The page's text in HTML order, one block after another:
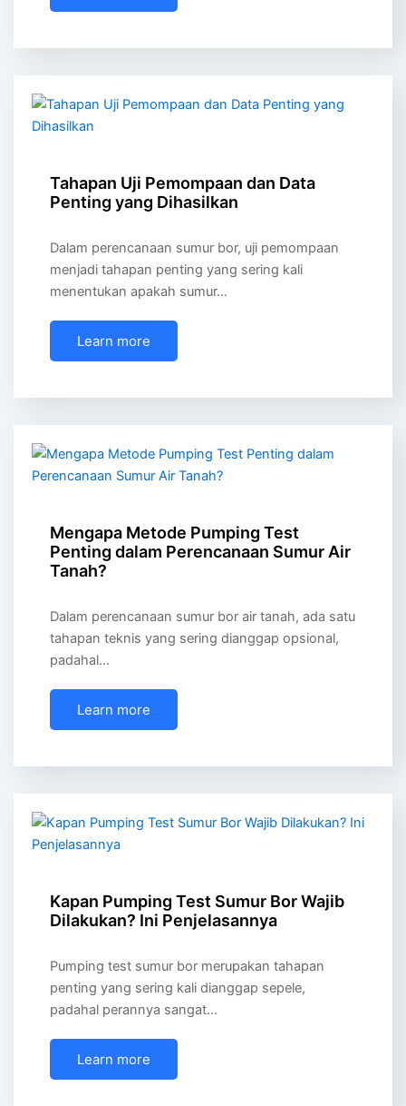
Tahapan Uji Pemompaan dan Data
Penting yang Dihasilkan
Dalam perencanaan sumur bor, uji pemompaan
menjadi tahapan penting yang sering kali
menentukan apakah sumur…
Learn more
Mengapa Metode Pumping Test
Penting dalam Perencanaan Sumur Air
Tanah?
Dalam perencanaan sumur bor air tanah, ada satu
tahapan teknis yang sering dianggap opsional,
padahal…
Learn more
Kapan Pumping Test Sumur Bor Wajib
Dilakukan? Ini Penjelasannya
Pumping test sumur bor merupakan tahapan
penting yang sering kali dianggap sepele,
padahal perannya sangat…
Learn more